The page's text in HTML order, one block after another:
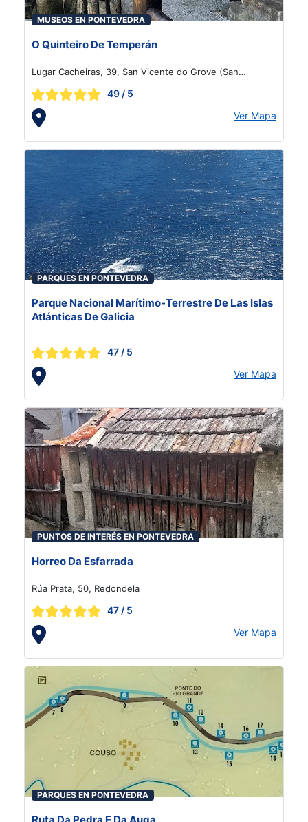
MUSEOS EN PONTEVEDRA
O Quinteiro De Temperán
Lugar Cacheiras, 39, San Vicente do Grove (San
49 / 5
Ver Mapa
PARQUES EN PONTEVEDRA
Parque Nacional Marítimo-Terrestre De Las Islas
Atlánticas De Galicia
47 / 5
Ver Mapa
PUNTOS DE INTERÉS EN PONTEVEDRA
Horreo Da Esfarrada
Rúa Prata, 50, Redondela
47 / 5
Ver Mapa
PARQUES EN PONTEVEDRA